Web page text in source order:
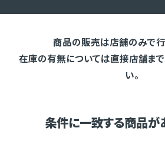
商品の販売は店舗のみで行
在庫の有無については直接店舗ま
い。
条件に一致する商品が